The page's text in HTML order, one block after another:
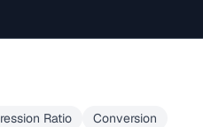
Ratio
Conversion